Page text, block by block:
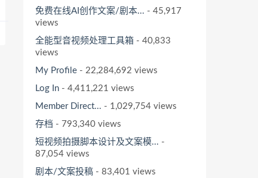
免费在线AI创作文案/剧本... - 45,917
views
全能型音视频处理工具箱 - 40,833
views
My Profile - 22,284,692 views
Log In - 4,411,221 views
Member Direct... - 1,029,754 views
存档 - 793,340 views
短视频拍摄脚本设计及文案模... -
87,054 views
剧本/文案投稿 - 83,401 views